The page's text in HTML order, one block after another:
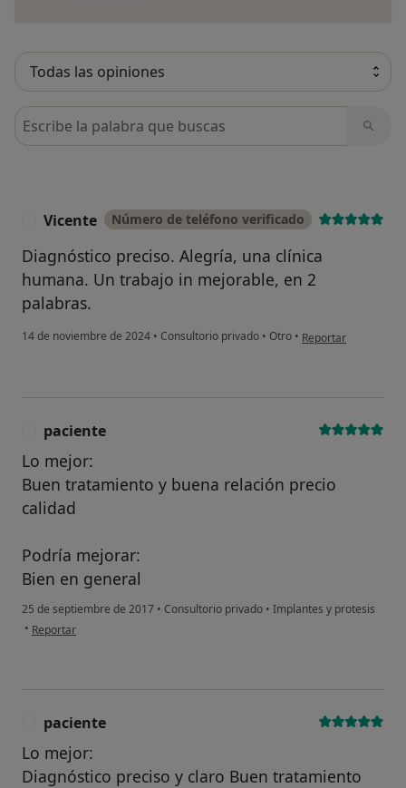
Busca en opiniones
Vicente Número de teléfono verificado
Diagnóstico preciso. Alegría, una clínica
humana. Un trabajo in mejorable, en 2
palabras.
14 de noviembre de 2024 • Consultorio privado • Otro • en opinión del
Reportar
paciente
Lo mejor:
Buen tratamiento y buena relación precio
calidad
Podría mejorar:
Bien en general
25 de septiembre de 2017 • Consultorio privado • Implantes y protesis
• en opinión del usuario paciente
Reportar
paciente
Lo mejor:
Diagnóstico preciso y claro Buen tratamiento